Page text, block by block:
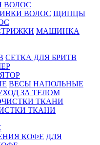
ВОЛОС
ЩИПЦЫ
МАШИНКА
СЕТКА ДЛЯ БРИТВ
ВЕСЫ НАПОЛЬНЫЕ
ЗА ТЕЛОМ
ТКАНИ
ДЛЯ